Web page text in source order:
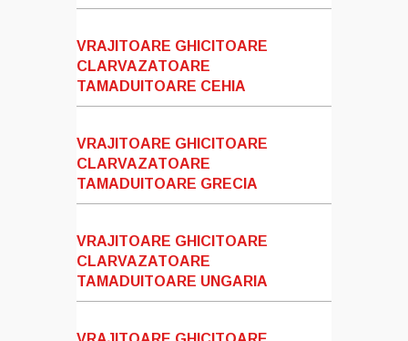
VRAJITOARE GHICITOARE
CLARVAZATOARE
TAMADUITOARE CEHIA
VRAJITOARE GHICITOARE
CLARVAZATOARE
TAMADUITOARE GRECIA
VRAJITOARE GHICITOARE
CLARVAZATOARE
TAMADUITOARE UNGARIA